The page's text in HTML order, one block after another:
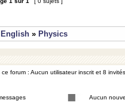
English » Physics
forum : Aucun utilisateur inscrit et 8 invités
Aucun